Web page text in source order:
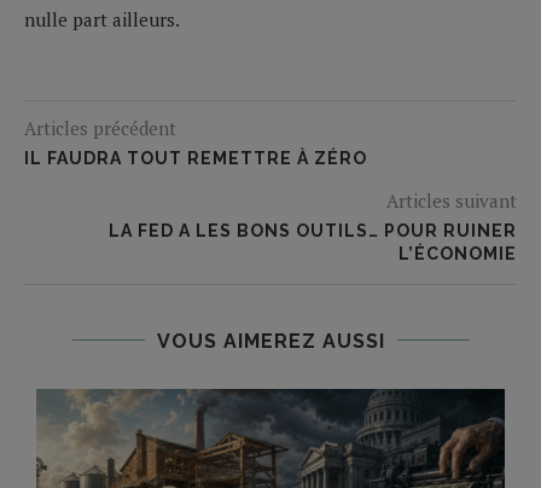
nulle part ailleurs.
Articles précédent
IL FAUDRA TOUT REMETTRE À ZÉRO
Articles suivant
LA FED A LES BONS OUTILS… POUR RUINER
L’ÉCONOMIE
VOUS AIMEREZ AUSSI